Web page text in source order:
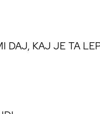
DAJ, KAJ JE TA